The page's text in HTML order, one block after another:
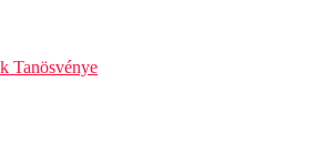
Tanösvénye